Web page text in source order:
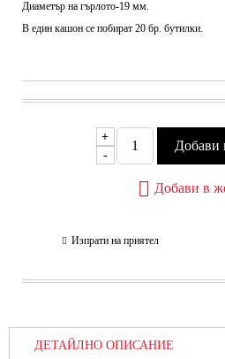
Диаметър на гърлото-19 мм.
В един кашон се побират 20 бр. бутилки.
+
-
Добави в
Изпрати на приятел
ДЕТАЙЛНО ОПИСАНИЕ